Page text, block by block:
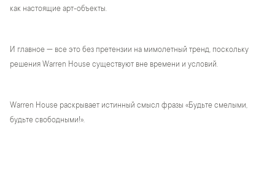
как настоящие арт-объекты.
И главное — все это без претензии на мимолетный тренд, поскольку
решения Warren House существуют вне времени и условий.
Warren House раскрывает истинный смысл фразы «Будьте смелыми,
будьте свободными!».